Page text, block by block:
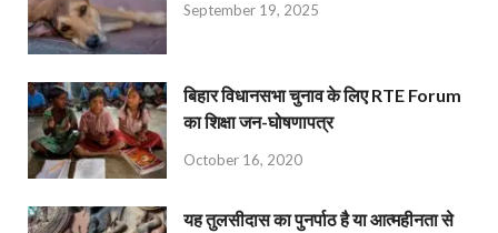
September 19, 2025
बिहार विधानसभा चुनाव के लिए RTE Forum
का शिक्षा जन-घोषणापत्र
October 16, 2020
यह तुलसीदास का पुनर्पाठ है या आत्महीनता से